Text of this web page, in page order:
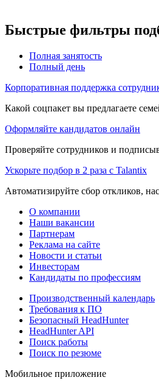
Быстрые фильтры
Полная занятость
Полный день
Корпоративная поддержка
Какой соцпакет вы предлагаете
Оформляйте кандидатов онлайн
Проверяйте сотрудников и
Ускорьте подбор в 2 раза с Talantix
Автоматизируйте сбор откликов,
О компании
Наши вакансии
Партнерам
Реклама на сайте
Новости и статьи
Инвесторам
Кандидаты по профессиям
Производственный календарь
Требования к ПО
Безопасный HeadHunter
HeadHunter API
Поиск работы
Поиск по резюме
Мобильное приложение